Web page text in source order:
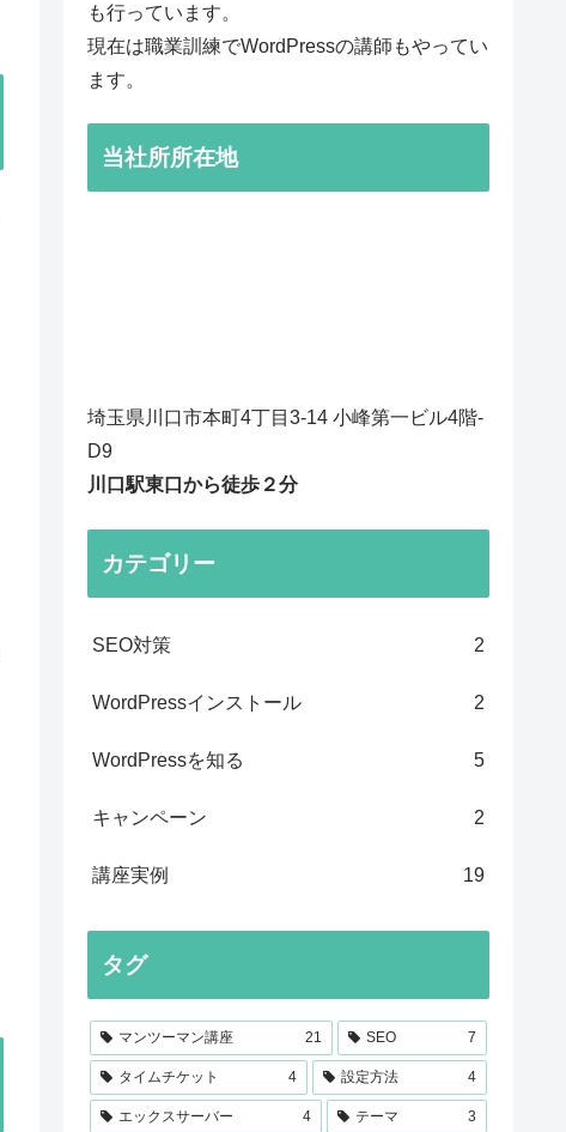
も行っています。
現在は職業訓練でWordPressの講師もやってい
ます。
当社所所在地
埼玉県川口市本町4丁目3-14 小峰第一ビル4階-
D9
川口駅東口から徒歩２分
カテゴリー
SEO対策 2
WordPressインストール 2
WordPressを知る 5
キャンペーン 2
講座実例 19
タグ
マンツーマン講座 21 SEO 7
タイムチケット 4 設定方法 4
エックスサーバー 4 テーマ 3